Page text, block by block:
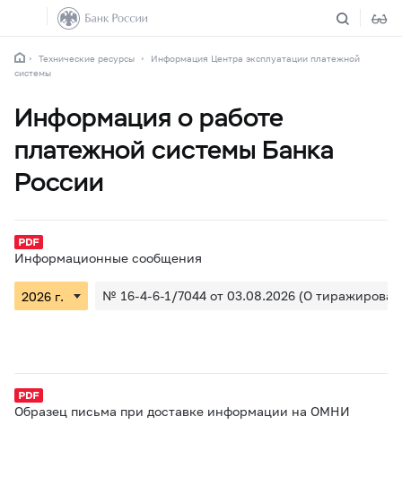
Технические ресурсы
Информация Центра эксплуатации платежной
системы
Информация о работе
платежной системы Банка
России
Информационные сообщения
№ 16-4-6-1/7044 от 03.08.2026 (О
Образец письма при доставке информации на ОМНИ